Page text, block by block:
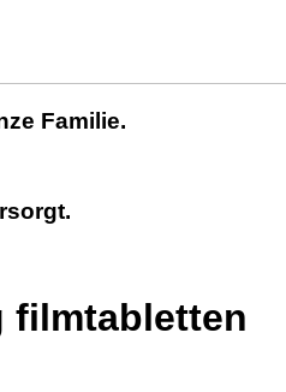
Familie.
filmtabletten